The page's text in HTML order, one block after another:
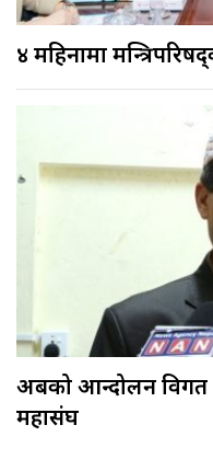
४ महिनामा
अबको आन्दोलन विगत
महासंघ